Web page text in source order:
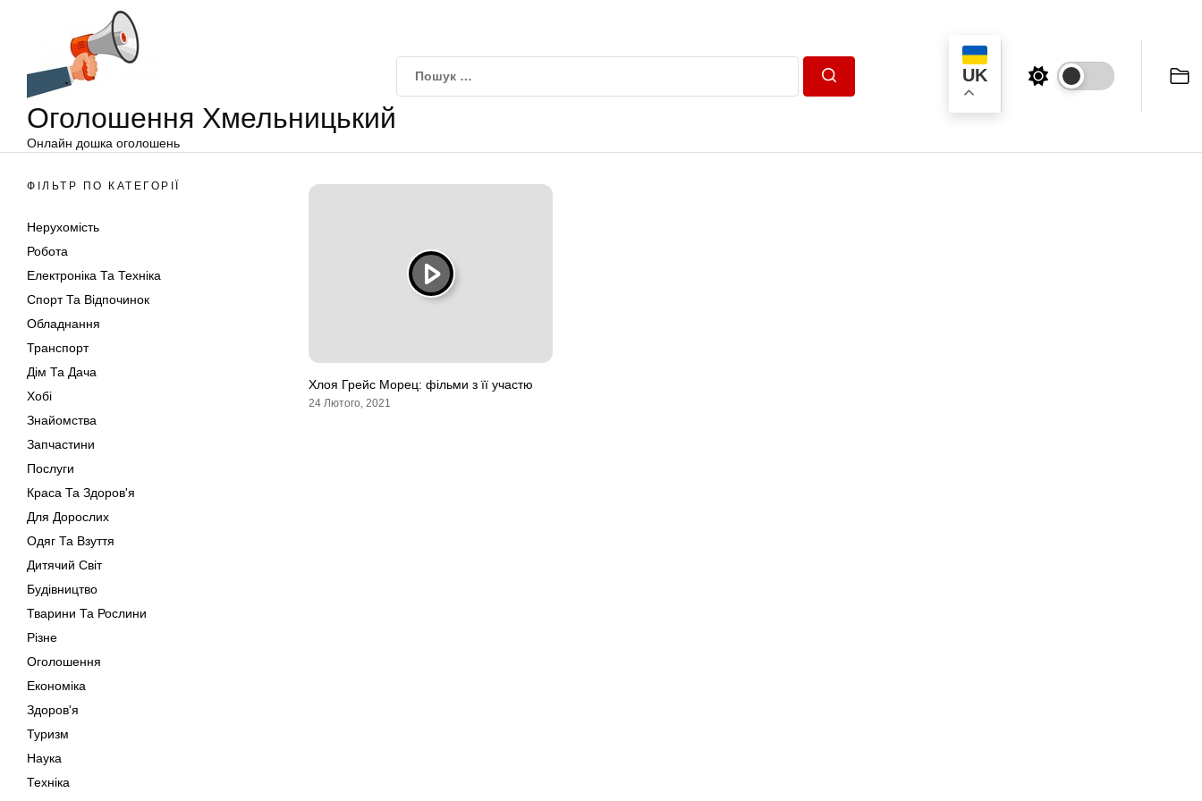
Оголошення Хмельницький
Онлайн дошка оголошень
UK
ФІЛЬТР ПО КАТЕГОРІЇ
Нерухомість
Робота
Електроніка Та Техніка
Спорт Та Відпочинок
Обладнання
Транспорт
Дім Та Дача
Хобі
Знайомства
Запчастини
Послуги
Краса Та Здоров'я
Для Дорослих
Одяг Та Взуття
Дитячий Світ
Будівництво
Тварини Та Рослини
Різне
Оголошення
Економіка
Здоров'я
Туризм
Наука
Техніка
Хлоя Грейс Морец: фільми з її участю
24 Лютого, 2021